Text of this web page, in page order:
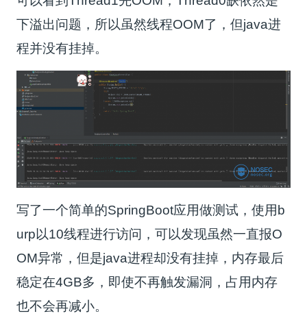
下溢出问题，所以虽然线程OOM了，但java进
程并没有挂掉。
写了一个简单的SpringBoot应用做测试，使用b
urp以10线程进行访问，可以发现虽然一直报O
OM异常，但是java进程却没有挂掉，内存最后
稳定在4GB多，即使不再触发漏洞，占用内存
也不会再减小。